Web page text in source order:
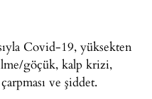
Covid-19, yüksekten
göçük, kalp krizi,
ve şiddet.